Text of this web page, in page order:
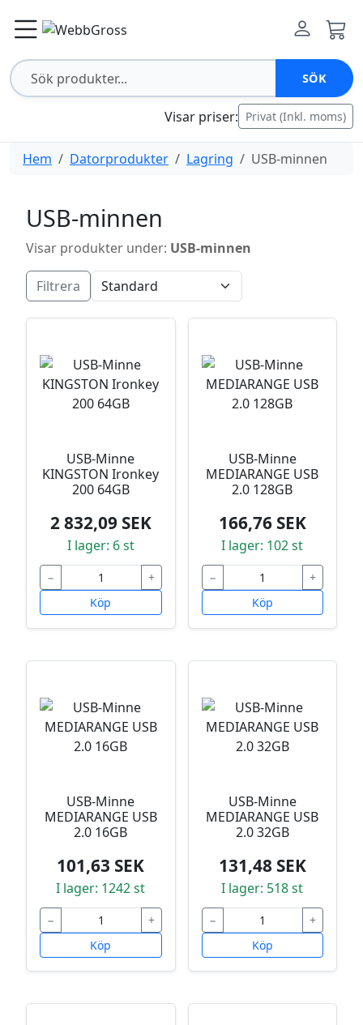
SÖK
Visar priser: Privat (Inkl. moms)
Hem Datorprodukter Lagring USB-minnen
USB-minnen
Visar produkter under: USB-minnen
Filtrera
USB-Minne
KINGSTON Ironkey
200 64GB
2 832,09 SEK
I lager: 6 st
−
+
Köp
USB-Minne
MEDIARANGE USB
2.0 128GB
166,76 SEK
I lager: 102 st
−
+
Köp
USB-Minne
MEDIARANGE USB
2.0 16GB
101,63 SEK
I lager: 1242 st
−
+
Köp
USB-Minne
MEDIARANGE USB
2.0 32GB
131,48 SEK
I lager: 518 st
−
+
Köp